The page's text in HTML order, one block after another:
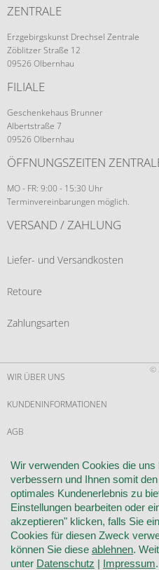
ZENTRALE
Erzgebirgskunst Drechsel Zentrale
Zöblitzer Straße 12
09526 Olbernhau
FILIALE
Geschenkehaus Brunner
Albertstraße 7
09526 Olbernhau
ÖFFNUNGSZEITEN
MO - FR: 9:00 - 15:30 Uhr
Terminvereinbarungen möglich.
VERSAND / ZAHLUNG
Liefer- und Versandkosten
Retoure
Zahlungsarten
©
WIR ÜBER UNS
KUNDENINFORMATIONEN
AGB
WIDERRUF
VERTRAG WIDERRUFEN
KONTAKT
DATENSCHUTZ
Wir verwenden Cookies die
verbessern und Ihnen somit
optimales Kundenerlebnis zu
Einstellungen bearbeiten oder
akzeptieren" klicken, falls Sie
Cookies für diesen Zweck
können Sie diese ablehnen.
unter Datenschutz | Impressum.